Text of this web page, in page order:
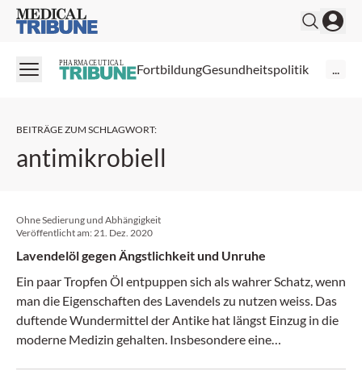
Medical Tribune
PHARMACEUTICAL FortbildungGesundheitspolitik ...
BEITRÄGE ZUM SCHLAGWORT:
antimikrobiell
Ohne Sedierung und Abhängigkeit
Veröffentlicht am: 21. Dez. 2020
Lavendelöl gegen Ängstlichkeit und Unruhe
Ein paar Tropfen Öl entpuppen sich als wahrer Schatz, wenn
man die Eigenschaften des Lavendels zu nutzen weiss. Das
duftende Wundermittel der Antike hat längst Einzug in die
moderne Medizin gehalten. Insbesondere eine